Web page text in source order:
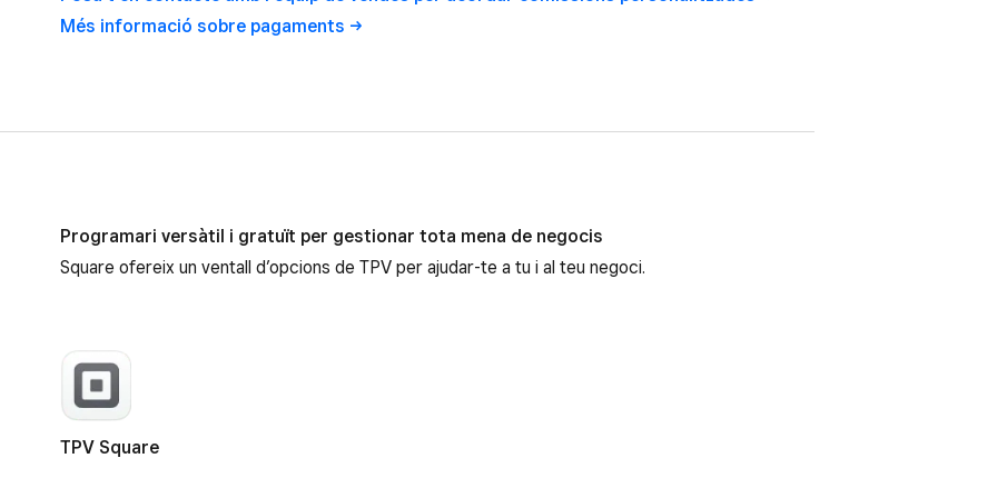
Més informació sobre pagaments
Software per a l’Square Terminal
Programari versàtil i gratuït per gestionar tota mena de negocis
Square ofereix un ventall d’opcions de TPV per ajudar-te a tu i al teu negoci.
TPV Square